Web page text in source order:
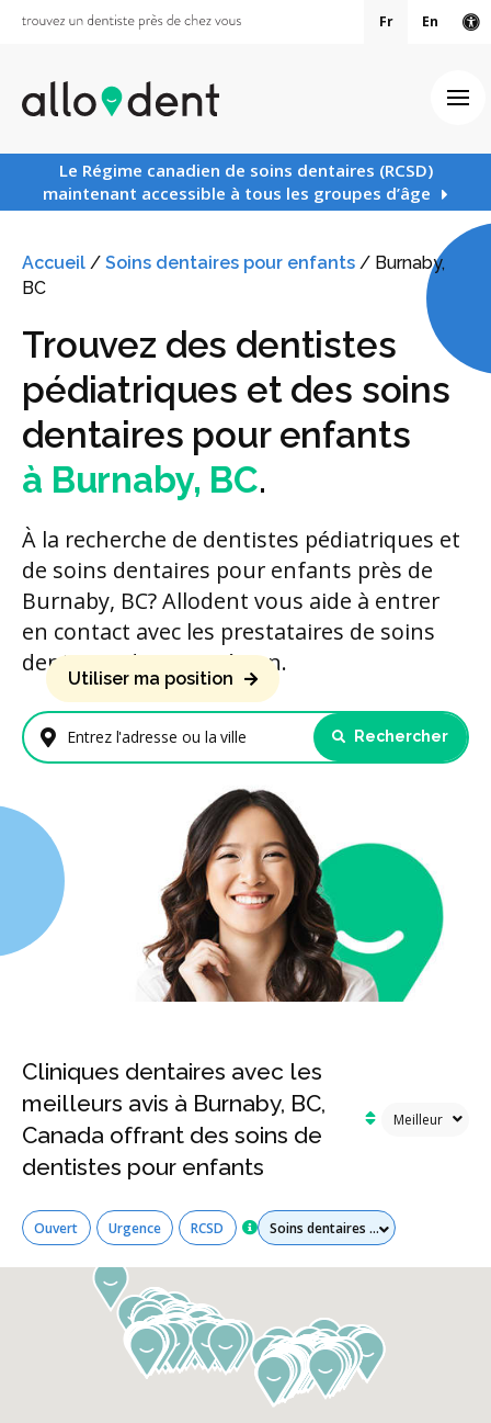
Fr En
Le Régime canadien de soins dentaires (RCSD)
maintenant accessible à tous les groupes d’âge
Accueil / Soins dentaires pour enfants / Burnaby,
BC
Trouvez des dentistes
pédiatriques et des soins
dentaires pour enfants
à Burnaby, BC.
À la recherche de dentistes pédiatriques et
de soins dentaires pour enfants près de
Burnaby, BC? Allodent vous aide à entrer
en contact avec les prestataires de soins
dentaires de votre région.
Entrez l'adresse ou la ville
Utiliser ma position
Rechercher
Cliniques dentaires avec les
meilleurs avis à Burnaby, BC,
Canada offrant des soins de
dentistes pour enfants
Ouvert Urgence RCSD Tous les services